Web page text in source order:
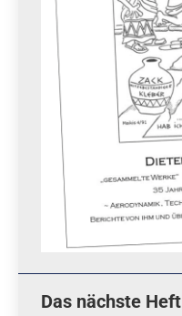
Das nächste Heft